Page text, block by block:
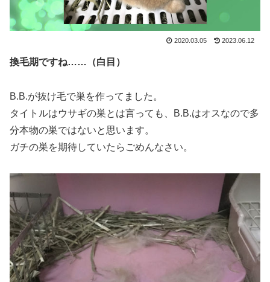
2020.03.05 2023.06.12
換毛期ですね……（白目）
B.B.が抜け毛で巣を作ってました。
タイトルはウサギの巣とは言っても、B.B.はオスなので多
分本物の巣ではないと思います。
ガチの巣を期待していたらごめんなさい。